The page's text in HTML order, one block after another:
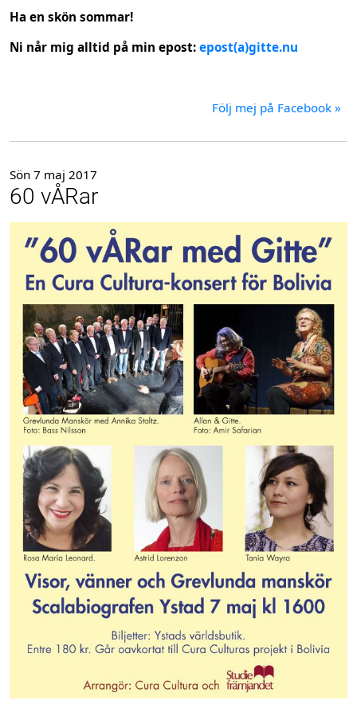
Ha en skön sommar!
Ni når mig alltid på min epost: epost(a)gitte.nu
Följ mej på Facebook »
Sön 7 maj 2017
60 vÅRar